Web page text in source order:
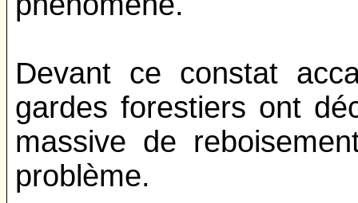
Devant ce constat
gardes forestiers ont
massive de
problème.